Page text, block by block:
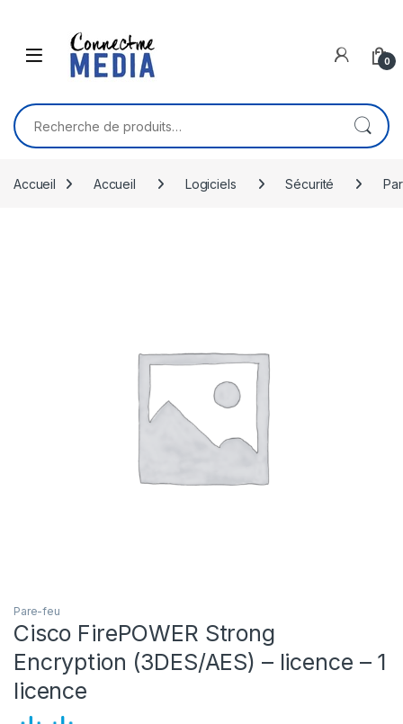
0
Recherche pour :
Accueil Accueil Logiciels Sécurité
Pare-feu
Cisco FirePOWER Strong
Encryption (3DES/AES) – licence – 1
licence